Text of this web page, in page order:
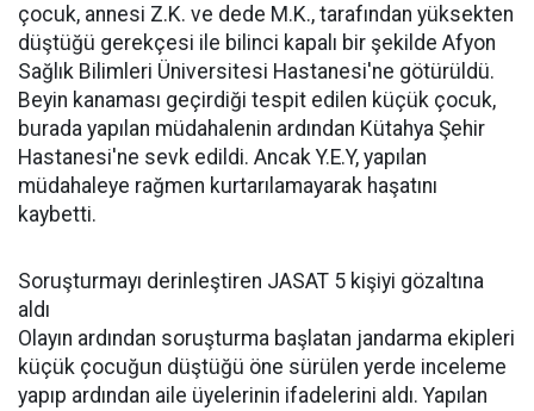
çocuk, annesi Z.K. ve dede M.K., tarafından yüksekten
düştüğü gerekçesi ile bilinci kapalı bir şekilde Afyon
Sağlık Bilimleri Üniversitesi Hastanesi'ne götürüldü.
Beyin kanaması geçirdiği tespit edilen küçük çocuk,
burada yapılan müdahalenin ardından Kütahya Şehir
Hastanesi'ne sevk edildi. Ancak Y.E.Y, yapılan
müdahaleye rağmen kurtarılamayarak haşatını
kaybetti.
Soruşturmayı derinleştiren JASAT 5 kişiyi gözaltına
aldı
Olayın ardından soruşturma başlatan jandarma ekipleri
küçük çocuğun düştüğü öne sürülen yerde inceleme
yapıp ardından aile üyelerinin ifadelerini aldı. Yapılan